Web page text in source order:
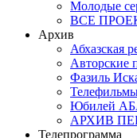
Молодые
ВСЕ
Архив
Абхазская
Авторские
Фазиль
Юбилей
АРХИВ
Телепрограмма